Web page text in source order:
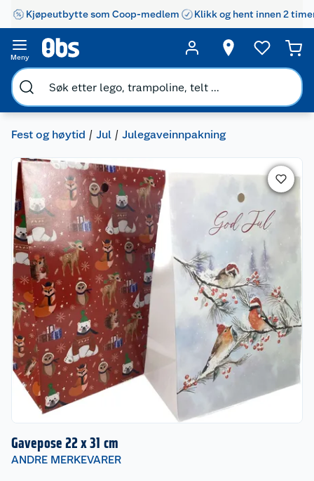
Kjøpeutbytte som Coop-medlem Klikk og hent innen 2
Meny
Fest og høytid Jul Julegaveinnpakning
Gavepose 22 x 31 cm
ANDRE MERKEVARER